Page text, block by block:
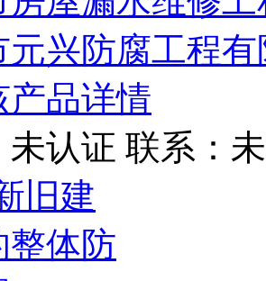
元兴防腐工程
产品详情
未认证 联系：